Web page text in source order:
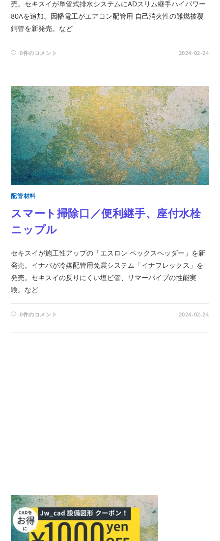
売。セキスイが単管式排水システムにADスリム継手ハイパワー
80Aを追加。因幡電工がエアコン配管用 自己消火性の難燃被覆
銅管を新発売。など
0件のコメント 2024-02-24
配管材料
スマート掃除口／便利継手、座付水栓
ニップル
セキスイが施工性アップの「エスロン ペックスヘッダー」を新
発売。イナバが冷媒配管用免震システム「イナフレックス」を
発売。セキスイの反りにくい塩ビ管、サマーパイプの性能実
験。など
0件のコメント 2024-02-24